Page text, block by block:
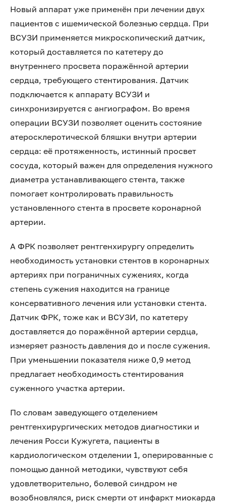
Новый аппарат уже применён при лечении двух
пациентов с ишемической болезнью сердца. При
ВСУЗИ применяется микроскопический датчик,
который доставляется по катетеру до
внутреннего просвета поражённой артерии
сердца, требующего стентирования. Датчик
подключается к аппарату ВСУЗИ и
синхронизируется с ангиографом. Во время
операции ВСУЗИ позволяет оценить состояние
атеросклеротической бляшки внутри артерии
сердца: её протяженность, истинный просвет
сосуда, который важен для определения нужного
диаметра устанавливающего стента, также
помогает контролировать правильность
установленного стента в просвете коронарной
артерии.
А ФРК позволяет рентгенхирургу определить
необходимость установки стентов в коронарных
артериях при пограничных сужениях, когда
степень сужения находится на границе
консервативного лечения или установки стента.
Датчик ФРК, тоже как и ВСУЗИ, по катетеру
доставляется до поражённой артерии сердца,
измеряет разность давления до и после сужения.
При уменьшении показателя ниже 0,9 метод
предлагает необходимость стентирования
суженного участка артерии.
По словам заведующего отделением
рентгенхирургических методов диагностики и
лечения Росси Кужугета, пациенты в
кардиологическом отделении 1, оперированные с
помощью данной методики, чувствуют себя
удовлетворительно, болевой синдром не
возобновлялся, риск смерти от инфаркт миокарда